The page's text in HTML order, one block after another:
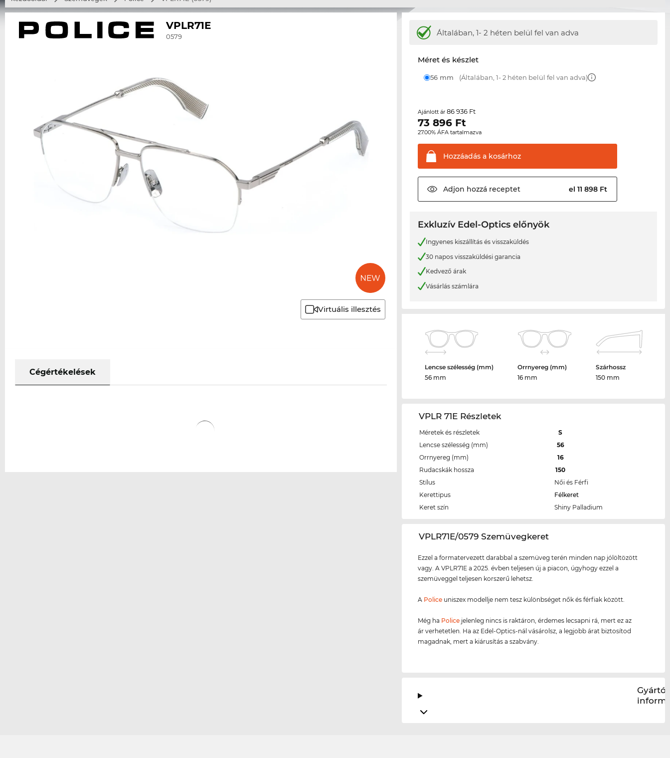
VPLR71E
0579
Virtuális illesztés
Cégértékelések
Általában, 1- 2 héten belül fel van adva
Méret és készlet
56 mm (Általában, 1- 2 héten belül fel van adva)
Ajánlott ár86 936 Ft
73 896 Ft
27.00% ÁFA tartalmazva
Hozzáadás a kosárhoz
Adjon hozzá receptet el 11 898 Ft
Exkluzív Edel-Optics előnyök
Ingyenes kiszállítás és visszaküldés
30 napos visszaküldési garancia
Kedvező árak
Vásárlás számlára
Lencse szélesség (mm)
56 mm
Orrnyereg (mm)
16 mm
Szárhossz
150 mm
VPLR 71E Részletek
Méretek és részletek
S
Lencse szélesség (mm)
56
Orrnyereg (mm)
16
Rudacskák hossza
150
Stílus
Női és Férfi
Kerettipus
Félkeret
Keret szín
Shiny Palladium
‌VPLR71E/0579 Szemüvegkeret
Ezzel a formatervezett darabbal a szemüveg terén minden nap jólöltözött
vagy. A VPLR71E a 2025. évben teljesen új a piacon, úgyhogy ezzel a
szemüveggel teljesen korszerű lehetsz.
A Police uniszex modellje nem tesz különbséget nők és férfiak között.
Még ha Police jelenleg nincs is raktáron, érdemes lecsapni rá, mert ez az
ár verhetetlen. Ha az Edel-Optics-nál vásárolsz, a legjobb árat biztosítod
magadnak, mert a kiárusítás a szabvány.
Gyártói